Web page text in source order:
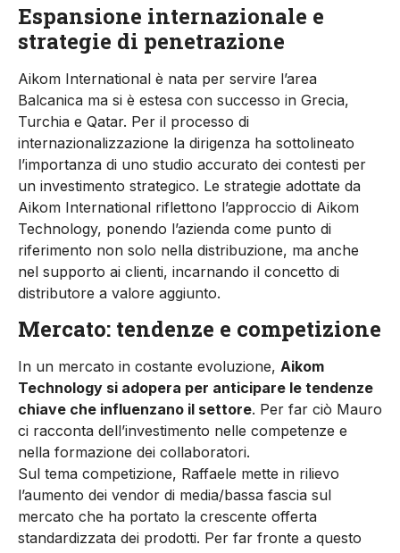
Espansione internazionale e
strategie di penetrazione
Aikom International è nata per servire l’area
Balcanica ma si è estesa con successo in Grecia,
Turchia e Qatar. Per il processo di
internazionalizzazione la dirigenza ha sottolineato
l’importanza di uno studio accurato dei contesti per
un investimento strategico. Le strategie adottate da
Aikom International riflettono l’approccio di Aikom
Technology, ponendo l’azienda come punto di
riferimento non solo nella distribuzione, ma anche
nel supporto ai clienti, incarnando il concetto di
distributore a valore aggiunto.
Mercato: tendenze e competizione
In un mercato in costante evoluzione, Aikom
Technology si adopera per anticipare le tendenze
chiave che influenzano il settore. Per far ciò Mauro
ci racconta dell’investimento nelle competenze e
nella formazione dei collaboratori.
Sul tema competizione, Raffaele mette in rilievo
l’aumento dei vendor di media/bassa fascia sul
mercato che ha portato la crescente offerta
standardizzata dei prodotti. Per far fronte a questo